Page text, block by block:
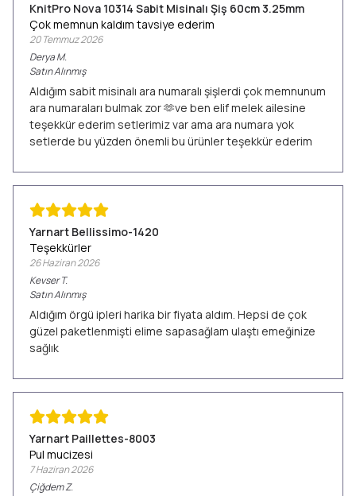
KnitPro Nova 10314 Sabit Misinalı Şiş 60cm 3.25mm
Çok memnun kaldım tavsiye ederim
20 Temmuz 2026
DeryaM.
Satın Alınmış
Aldığım sabit misinalı ara numaralı şişlerdi çok memnunum
ara numaraları bulmak zor 🫶ve ben elif melek ailesine
teşekkür ederim setlerimiz var ama ara numara yok
setlerde bu yüzden önemli bu ürünler teşekkür ederim
Yarnart Bellissimo-1420
Teşekkürler
26 Haziran 2026
Kevser T.
Satın Alınmış
Aldığım örgü ipleri harika bir fiyata aldım. Hepsi de çok
güzel paketlenmişti elime sapasağlam ulaştı emeğinize
sağlık
Yarnart Paillettes-8003
Pul mucizesi
7 Haziran 2026
ÇiğdemZ.